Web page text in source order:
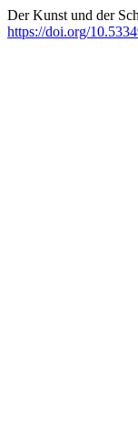
Der Kunst und der
https://doi.org/